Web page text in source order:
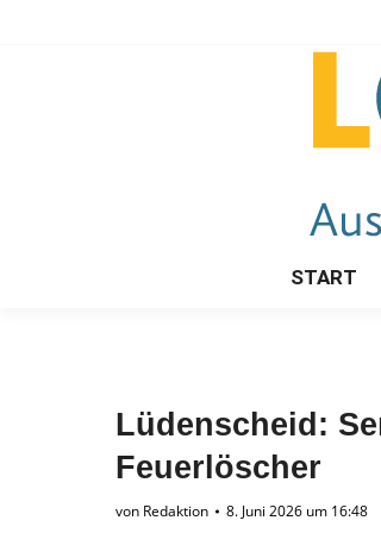
START
Lüdenscheid:
Feuerlöscher
von Redaktion 8. Juni 2026 um 16:48